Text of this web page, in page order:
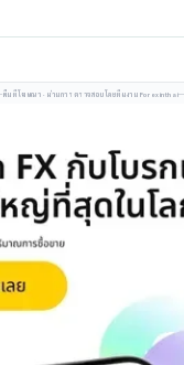
พื้นที่โฆษณา · ผ่านการตรวจสอบโดยทีมงาน Forexinthai